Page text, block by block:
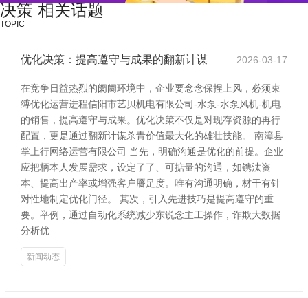
决策 相关话题
TOPIC
优化决策：提高遵守与成果的翻新计谋 2026-03-17
在竞争日益热烈的阛阓环境中，企业要念念保捏上风，必须束
缚优化运营进程信阳市艺贝机电有限公司-水泵-水泵风机-机电
的销售，提高遵守与成果。优化决策不仅是对现存资源的再行
配置，更是通过翻新计谋杀青价值最大化的雄壮技能。 南漳县
掌上行网络运营有限公司 当先，明确沟通是优化的前提。企业
应把柄本人发展需求，设定了了、可掂量的沟通，如镌汰资
本、提高出产率或增强客户餍足度。唯有沟通明确，材干有针
对性地制定优化门径。 其次，引入先进技巧是提高遵守的重
要。举例，通过自动化系统减少东说念主工操作，诈欺大数据
分析优
新闻动态